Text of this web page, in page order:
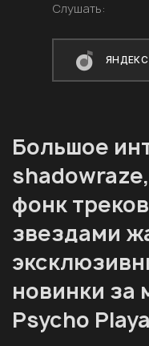
Слушать:
Большое
фонк
звездами
новинки за
Psycho